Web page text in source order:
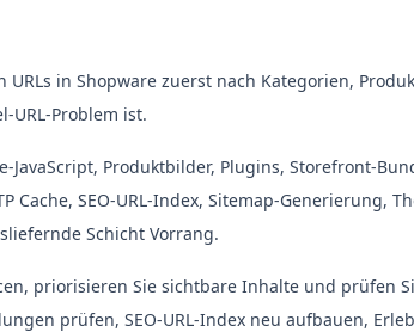
in Shopware zuerst nach Kategorien,
URL-Problem ist.
JavaScript, Produktbilder, Plugins, Storefront-
SEO-URL-Index, Sitemap-Generierung,
Schicht Vorrang.
priorisieren Sie sichtbare Inhalte und prüfen
prüfen, SEO-URL-Index neu aufbauen,